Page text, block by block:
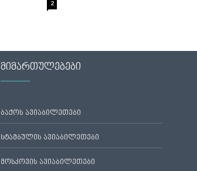
2
მიმართულებები
ბაქოს ავიაბილეთები
სტამბულის ავიაბილეთები
მოსკოვის ავიაბილეთები